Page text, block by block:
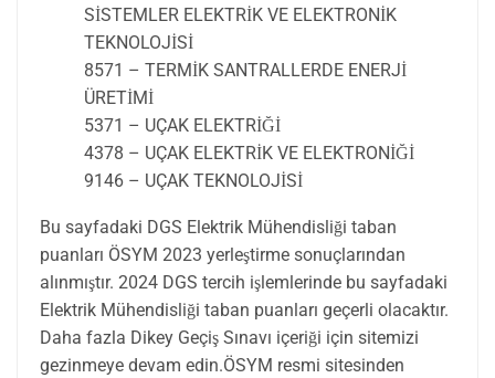
SİSTEMLER ELEKTRİK VE ELEKTRONİK
TEKNOLOJİSİ
8571 – TERMİK SANTRALLERDE ENERJİ
ÜRETİMİ
5371 – UÇAK ELEKTRİĞİ
4378 – UÇAK ELEKTRİK VE ELEKTRONİĞİ
9146 – UÇAK TEKNOLOJİSİ
Bu sayfadaki DGS Elektrik Mühendisliği taban
puanları ÖSYM 2023 yerleştirme sonuçlarından
alınmıştır. 2024 DGS tercih işlemlerinde bu sayfadaki
Elektrik Mühendisliği taban puanları geçerli olacaktır.
Daha fazla Dikey Geçiş Sınavı içeriği için sitemizi
gezinmeye devam edin.ÖSYM resmi sitesinden